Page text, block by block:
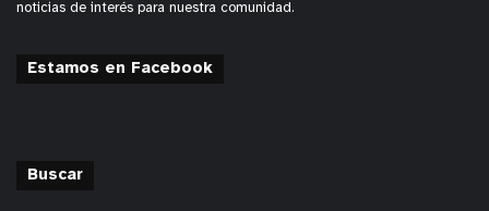
noticias de interés para nuestra comunidad.
Estamos en Facebook
Buscar